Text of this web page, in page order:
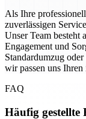
Als Ihre
zuverlässigen
Unser Team besteht
Engagement und
Standardumzug
wir passen uns
FAQ
Häufig gestellte